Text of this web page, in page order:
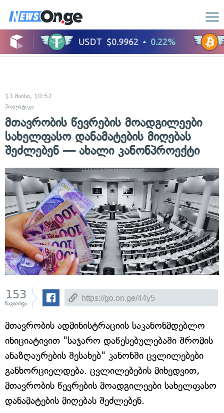
13 მაისი, 10:52
პოლიტიკა
მთავრობის წევრების მოადგილეები
სახელფასო დანამატების მიღებას
შეძლებენ — ახალი კანონპროექტი
153
წაკითხვა
მთავრობის ადმინისტრაციის საკანონმდებლო
ინიციატივით "საჯარო დაწესებულებაში შრომის
ანაზღაურების შესახებ" კანონში ცვლილებები
განხორციელდება. ცვლილებების მიხედვით,
მთავრობის წევრების მოადგილეები სახელფასო
დანამატების მიღებას შეძლებენ.